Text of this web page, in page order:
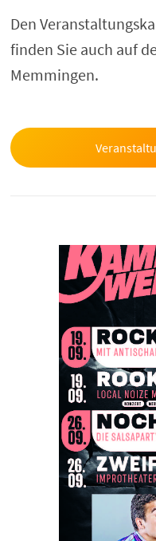
Den
finden Sie auch auf
Memmingen.